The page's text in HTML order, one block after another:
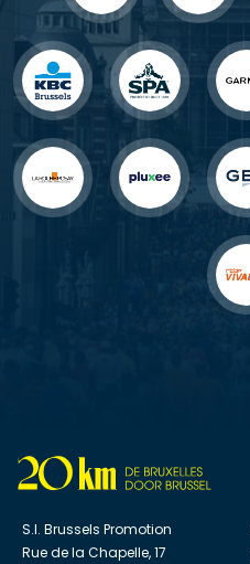
S.I. Brussels Promotion
Rue de la Chapelle, 17